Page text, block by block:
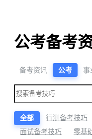
公考备考
备考资讯 公考 事
全部 行测备考技巧
面试备考技巧
零基